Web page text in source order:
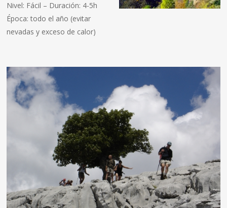
Nivel: Fácil – Duración: 4-5h
Época: todo el año (evitar
nevadas y exceso de calor)